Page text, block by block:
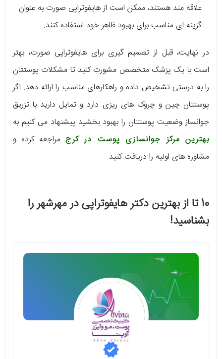
علاقه مند هستند، ممکن است از هایفوتراپی صورت به عنوان
گزینه ای مناسب برای بهبود ظاهر خود استفاده کنند.
در نهایت، قبل از تصمیم گیری برای هایفوتراپی صورت، بهتر
است با یک پزشک متخصص مشورت کنید تا مشکلات پوستتان
را به درستی تشخیص داده و راهکارهای مناسب را ارائه دهد. اگر
پوستتان چین و چروک های ریزی دارد و تمایل دارید با تزریق
جوانساز وضعیت پوستتان را بهبود بخشید پیشنهاد می کنیم به
بهترین مرکز جوانسازی پوست در کرجمراجعه کرده و
مشاوره های اولیه را دریافت کنید.
10 تا از بهترین دکتر هایفوتراپی در مهرشهر را
بشناسید!